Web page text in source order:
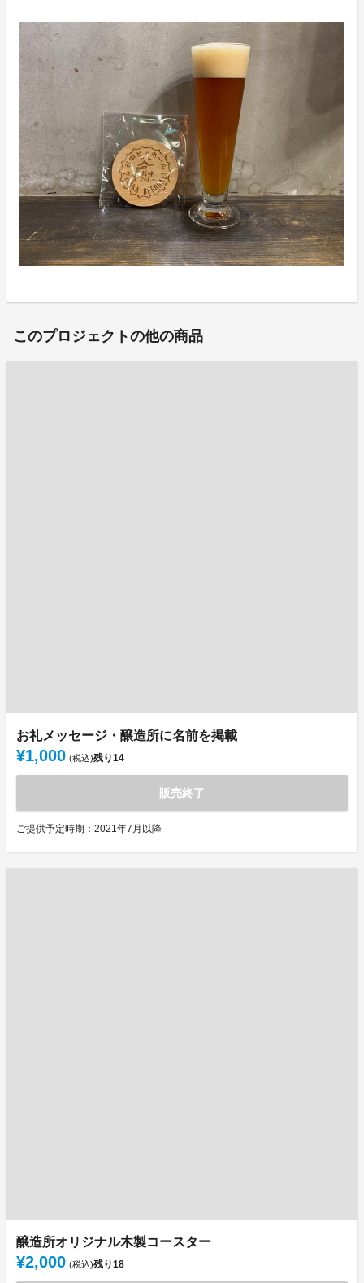
このプロジェクトの他の商品
お礼メッセージ・醸造所に名前を掲載
¥1,000 (税込)残り14
販売終了
ご提供予定時期：2021年7月以降
醸造所オリジナル木製コースター
¥2,000 (税込)残り18